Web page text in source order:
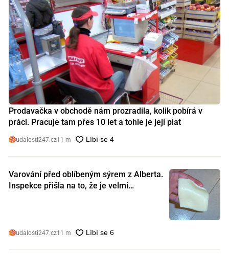
Prodavačka v obchodě nám prozradila, kolik pobírá v
práci. Pracuje tam přes 10 let a tohle je její plat
udalosti247.cz11 m
Varování před oblíbeným sýrem z Alberta.
Inspekce přišla na to, že je velmi
udalosti247.cz11 m